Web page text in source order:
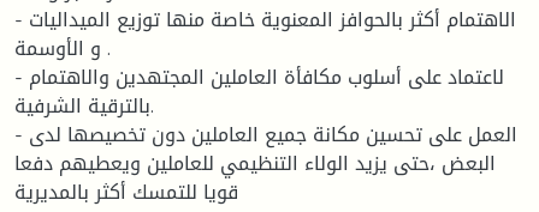
- الاهتمام أكثر بالحوافز المعنوية خاصة منها توزيع الميداليات
و الأوسمة .
- لاعتماد على أسلوب مكافأة العاملين المجتهدين والاهتمام
بالترقية الشرفية.
- العمل على تحسين مكانة جميع العاملين دون تخصيصها لدى
البعض ،حتى يزيد الولاء التنظيمي للعاملين ويعطيهم دفعا
قويا للتمسك أكثر بالمديرية